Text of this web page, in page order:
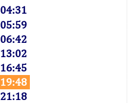
04:31
05:59
06:42
13:02
16:45
19:48
21:18